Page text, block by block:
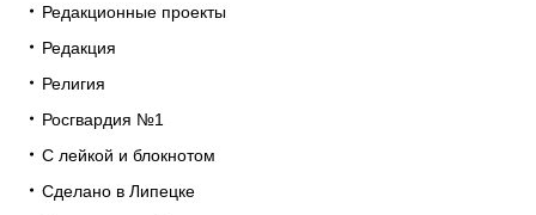
Редакционные проекты
Редакция
Религия
Росгвардия №1
С лейкой и блокнотом
Сделано в Липецке